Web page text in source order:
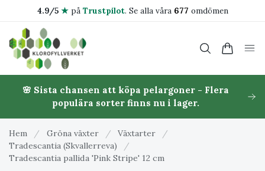
4.9/5 ★på Trustpilot. Se alla våra 677 omdömen
🌸 Sista chansen att köpa pelargoner - Flera
populära sorter finns nu i lager.
Hem / Gröna växter / Växtarter
/
Tradescantia (Skvallerreva)
/
Tradescantia pallida 'Pink Stripe' 12 cm